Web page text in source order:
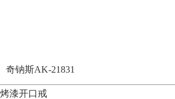
奇钠斯AK-21831
烤漆开口戒